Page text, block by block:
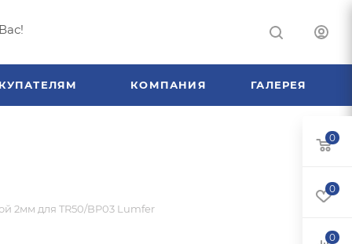
КОМПАНИЯ ГАЛЕРЕЯ
2мм для TR50/BP03 Lumfer
0
0
0